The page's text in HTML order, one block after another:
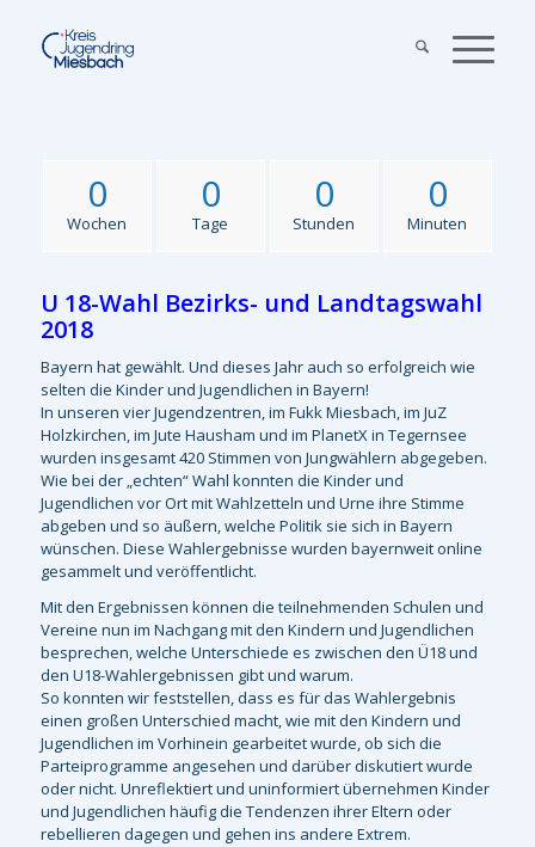
0
Wochen
0
Tage
0
Stunden
0
Minuten
U 18-Wahl Bezirks- und Landtagswahl
2018
Bayern hat gewählt. Und dieses Jahr auch so erfolgreich wie
selten die Kinder und Jugendlichen in Bayern!
In unseren vier Jugendzentren, im Fukk Miesbach, im JuZ
Holzkirchen, im Jute Hausham und im PlanetX in Tegernsee
wurden insgesamt 420 Stimmen von Jungwählern abgegeben.
Wie bei der „echten“ Wahl konnten die Kinder und
Jugendlichen vor Ort mit Wahlzetteln und Urne ihre Stimme
abgeben und so äußern, welche Politik sie sich in Bayern
wünschen. Diese Wahlergebnisse wurden bayernweit online
gesammelt und veröffentlicht.
Mit den Ergebnissen können die teilnehmenden Schulen und
Vereine nun im Nachgang mit den Kindern und Jugendlichen
besprechen, welche Unterschiede es zwischen den Ü18 und
den U18-Wahlergebnissen gibt und warum.
So konnten wir feststellen, dass es für das Wahlergebnis
einen großen Unterschied macht, wie mit den Kindern und
Jugendlichen im Vorhinein gearbeitet wurde, ob sich die
Parteiprogramme angesehen und darüber diskutiert wurde
oder nicht. Unreflektiert und uninformiert übernehmen Kinder
und Jugendlichen häufig die Tendenzen ihrer Eltern oder
rebellieren dagegen und gehen ins andere Extrem.